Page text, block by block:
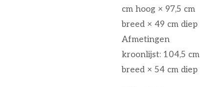
cm hoog × 97,5 cm
breed × 49 cm diep
Afmetingen
kroonlijst: 104,5 cm
breed × 54 cm diep